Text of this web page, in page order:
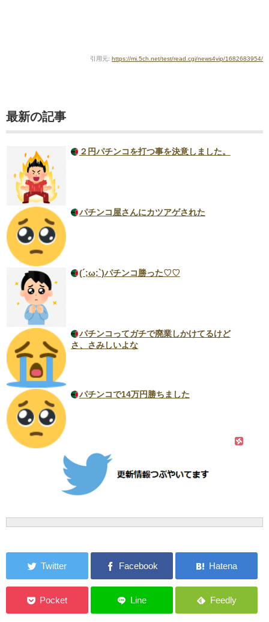
引用元: https://mi.5ch.net/test/read.cgi/news4vip/1682683954/
最新の記事
２円パチンコを打つ事を決意しました。
パチンコ屋さんにカツアゲされた
(´;ω;`)パチンコ勝った♡♡
パチンコってガチで廃業しかけてるけど
さ、さみしいよな
パチンコで14万円勝ちました